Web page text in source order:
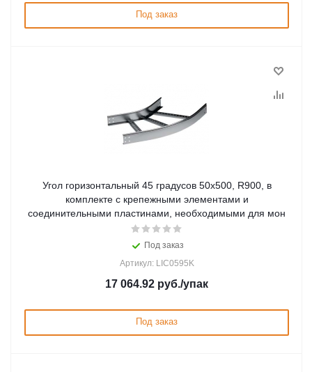
Под заказ
Угол горизонтальный 45 градусов 50x500, R900, в
комплекте с крепежными элементами и
соединительными пластинами, необходимыми для мон
Под заказ
Артикул: LIC0595K
17 064.92 руб./упак
Под заказ